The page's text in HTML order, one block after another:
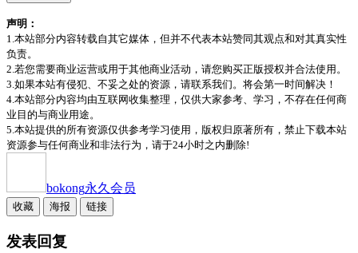
声明：
1.本站部分内容转载自其它媒体，但并不代表本站赞同其观点和对其真实性
负责。
2.若您需要商业运营或用于其他商业活动，请您购买正版授权并合法使用。
3.如果本站有侵犯、不妥之处的资源，请联系我们。将会第一时间解决！
4.本站部分内容均由互联网收集整理，仅供大家参考、学习，不存在任何商
业目的与商业用途。
5.本站提供的所有资源仅供参考学习使用，版权归原著所有，禁止下载本站
资源参与任何商业和非法行为，请于24小时之内删除!
bokong永久会员
收藏 海报 链接
发表回复